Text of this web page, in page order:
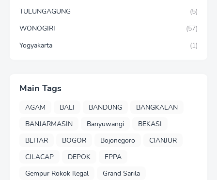
TULUNGAGUNG
(5)
WONOGIRI
(57)
Yogyakarta
(1)
Main Tags
AGAM BALI BANDUNG
BANGKALAN
BANJARMASIN
Banyuwangi
BEKASI
BLITAR
BOGOR Bojonegoro
CIANJUR
CILACAP
DEPOK
FPPA
Gempur Rokok Ilegal
Grand Sarila